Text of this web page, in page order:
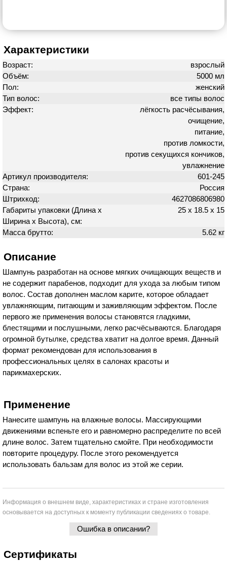
Характеристики
Возраст:
взрослый
Объём:
5000 мл
Пол:
женский
Тип волос:
все типы волос
Эффект:
лёгкость расчёсывания,
очищение,
питание,
против ломкости,
против секущихся кончиков,
увлажнение
Артикул производителя:
601-245
Страна:
Россия
Штрихкод:
4627086806980
Габариты упаковки (Длина х
Ширина х Высота), см:
25 х 18.5 х 15
Масса брутто: 5.62 кг
Описание
Шампунь разработан на основе мягких очищающих веществ и
не содержит парабенов, подходит для ухода за любым типом
волос. Состав дополнен маслом карите, которое обладает
увлажняющим, питающим и заживляющим эффектом. После
первого же применения волосы становятся гладкими,
блестящими и послушными, легко расчёсываются. Благодаря
огромной бутылке, средства хватит на долгое время. Данный
формат рекомендован для использования в
профессиональных целях в салонах красоты и
парикмахерских.
Применение
Нанесите шампунь на влажные волосы. Массирующими
движениями вспеньте его и равномерно распределите по всей
длине волос. Затем тщательно смойте. При необходимости
повторите процедуру. После этого рекомендуется
использовать бальзам для волос из этой же серии.
Информация о внешнем виде, характеристиках и стране изготовления
основывается на доступных к моменту публикации сведениях о товаре.
Ошибка в описании?
Сертификаты